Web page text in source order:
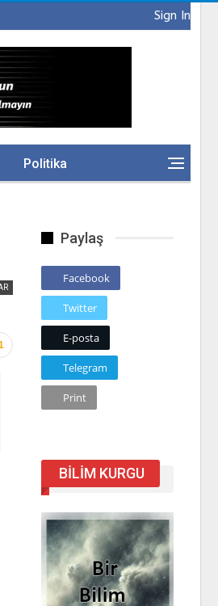
Sign In
Politika
Paylaş
Facebook
Twitter
E-posta
Telegram
Print
BILIM KURGU